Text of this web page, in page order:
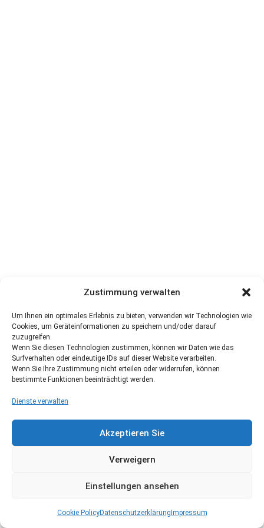
Zustimmung verwalten
Um Ihnen ein optimales Erlebnis zu bieten, verwenden wir Technologien wie
Cookies, um Geräteinformationen zu speichern und/oder darauf
zuzugreifen.
Wenn Sie diesen Technologien zustimmen, können wir Daten wie das
Surfverhalten oder eindeutige IDs auf dieser Website verarbeiten.
Wenn Sie Ihre Zustimmung nicht erteilen oder widerrufen, können
bestimmte Funktionen beeinträchtigt werden.
Dienste verwalten
Akzeptieren Sie
Verweigern
Einstellungen ansehen
Cookie PolicyDatenschutzerklärung Impressum